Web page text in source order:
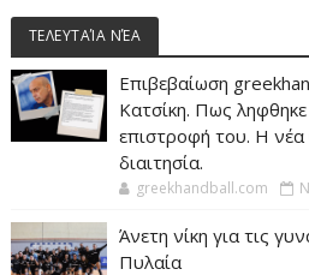
ΤΕΛΕΥΤΑΊΑ ΝΈΑ
Επιβεβαίωση
Κατσίκη. Πως
επιστροφή του. Η νέα
διαιτησία.
greekhandball.com
Άνετη νίκη για τις
Πυλαία